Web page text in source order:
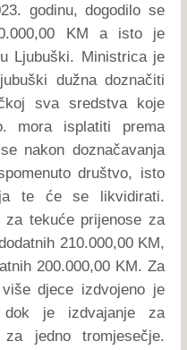
godinu, dogodilo se
KM a isto je
Ljubuški. Ministrica je
dužna doznačiti
sva sredstva koje
mora isplatiti prema
nakon doznačavanja
društvo, isto
te će se likvidirati.
tekuće prijenose za
210.000,00 KM,
200.000,00 KM. Za
djece izdvojeno je
dok je izdvajanje za
jedno tromjesečje.